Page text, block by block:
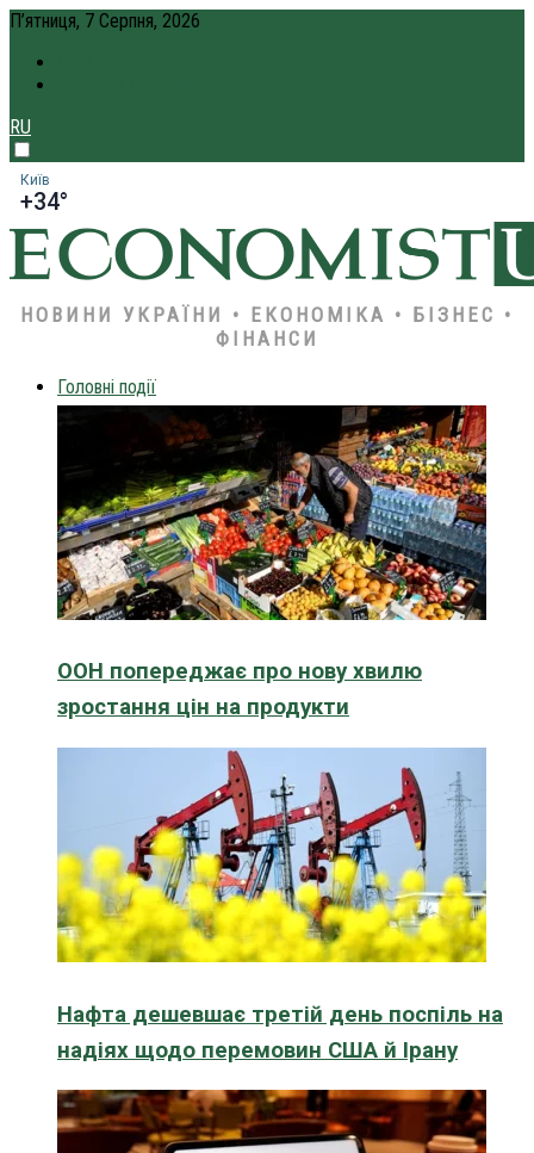
П’ятниця, 7 Серпня, 2026
RU
Київ
+34°
НОВИНИ УКРАЇНИ • ЕКОНОМІКА • БІЗНЕС •
ФІНАНСИ
Головні події
ООН попереджає про нову хвилю
зростання цін на продукти
Нафта дешевшає третій день поспіль на
надіях щодо перемовин США й Ірану